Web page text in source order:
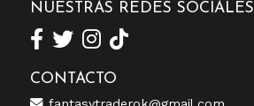
NUESTRAS REDES SOCIALES
CONTACTO